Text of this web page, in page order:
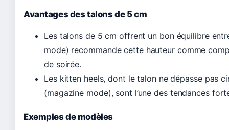
Avantages des talons de 5 cm
Les talons de 5 cm offrent un bon équilibre
mode) recommande cette hauteur comme
de soirée.
Les kitten heels, dont le talon ne dépasse pas
(magazine mode), sont l’une des tendances
Exemples de modèles